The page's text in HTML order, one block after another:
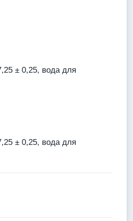
± 0,25, вода для
± 0,25, вода для